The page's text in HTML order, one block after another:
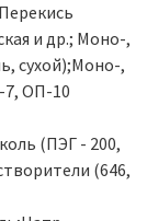
и др.; Моно-,
сухой);Моно-,
ОП-10
(ПЭГ - 200,
(646,